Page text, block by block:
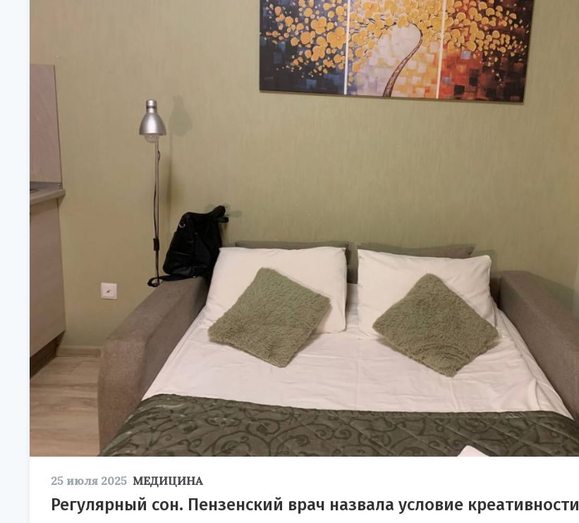
25 июля 2025 МЕДИЦИНА
Регулярный сон. Пензенский врач назвала условие креативности